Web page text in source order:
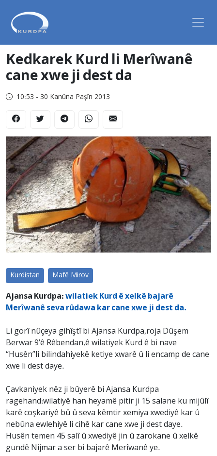
Kedkarek Kurd li Merîwanê
cane xwe ji dest da
10:53 - 30 Kanûna Paşîn 2013
Kurdistan Mafê Mirov
Ajansa Kurdpa: wilatiek Kurd ê xelkê bajarê
Merîwanê seva rûdawa kar cane xwe ji dest da.
Li gorî nûçeya gihîştî bi Ajansa Kurdpa,roja Dûşem
Berwar 9’ê Rêbendan,ê wilatiyek Kurd ê bi nave
“Husên”li bilindahiyekê ketiye xwarê û li encamp de cane
xwe li dest daye.
Çavkaniyek nêz ji bûyerê bi Ajansa Kurdpa
ragehand:wilatiyê han heyamê pitir ji 15 salane ku mijûlî
karê coşkariyê bû û seva kêmtir xemiya xwediyê kar û
nebûna ewlehiyê li cihê kar cane xwe ji dest daye.
Husên temen 45 salî û xwediyê jin û zarokane û xelkê
gundê Nijmar a ser bi bajarê Merîwanê ye.